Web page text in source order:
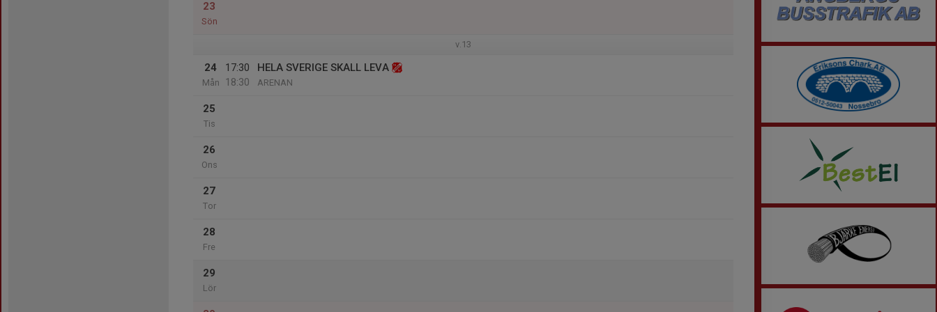
23
Sön
v.13
24
Mån
17:30
18:30
HELA SVERIGE SKALL LEVA
ARENAN
25
Tis
26
Ons
27
Tor
28
Fre
29
Lör